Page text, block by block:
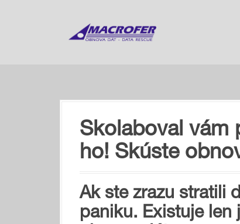
Skolaboval vám
ho! Skúste
Ak ste zrazu stratili
paniku. Existuje len